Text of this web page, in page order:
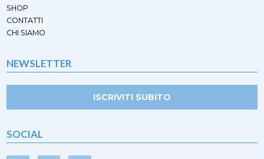
SHOP
CONTATTI
CHI SIAMO
NEWSLETTER
ISCRIVITI SUBITO
SOCIAL